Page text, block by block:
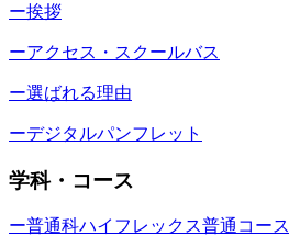
ー挨拶
ーアクセス・スクールバス
ー選ばれる理由
ーデジタルパンフレット
学科・コース
ー普通科ハイフレックス普通コース